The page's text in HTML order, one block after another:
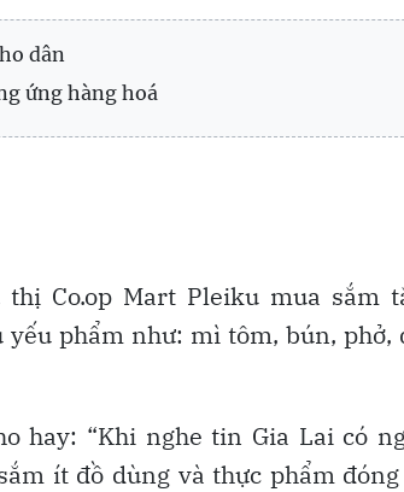
dân
ứng hàng hoá
Co.op Mart Pleiku mua sắm
phẩm như: mì tôm, bún, phở,
hay: “Khi nghe tin Gia Lai có
ít đồ dùng và thực phẩm